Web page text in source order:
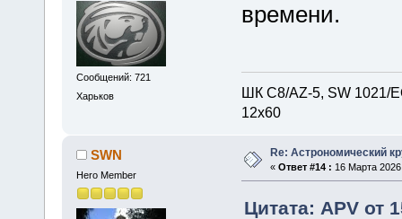
Сообщений: 721
Харьков
времени.
ШК С8/AZ-5, SW 1021/
12х60
SWN
Hero Member
Re: Астрономический
« Ответ #14 : 16 Марта
Цитата: APV от